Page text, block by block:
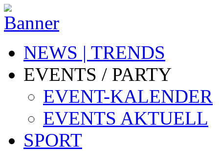
NEWS | TRENDS
EVENTS / PARTY
EVENT-KALENDER
EVENTS AKTUELL
SPORT